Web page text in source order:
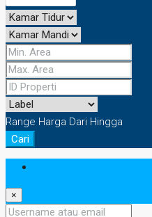
Range Harga Dari Hingga
Cari
×